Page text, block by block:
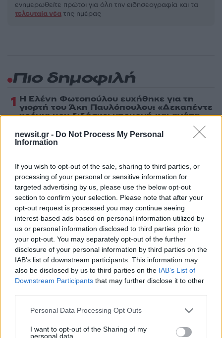
newsit.gr - Do Not Process My Personal
Information
If you wish to opt-out of the sale, sharing to third parties, or
processing of your personal or sensitive information for
targeted advertising by us, please use the below opt-out
section to confirm your selection. Please note that after your
opt-out request is processed you may continue seeing
interest-based ads based on personal information utilized by
us or personal information disclosed to third parties prior to
your opt-out. You may separately opt-out of the further
disclosure of your personal information by third parties on the
IAB’s list of downstream participants. This information may
also be disclosed by us to third parties on the IAB’s List of
Downstream Participants that may further disclose it to other
Please note that this website/app uses one or more Google
not limited to your visit or usage behaviour. You may click to
Personal Data Processing Opt Outs
I want to opt-out of the Sharing of my
personal data.
ενημερωθείτε πρώτοι για όλη την ειδησεογραφία και τα
τελευταία νέα της ημέρας
Πιο δημοφιλή
1 Η Ελένη Φωτοπούλου ευχήθηκε για τη
γιορτή του Άκη Παυλόπουλου: «Δεκαπέντε
χρόνια μου διδάσκει υπομονή και αγάπη»
2Αριστοτέλης Δαμίγος: Στο Αποτεφρωτήριο
Ριτσώνας το «ύστατο χαίρε» στον Έλληνα
3«Αφιέρωσε τη ζωή της στο να βοηθά
ανθρώπους που είχαν ανάγκη» - Η πρώτη
δήλωση της οικογένειας της 38χρονης
Λίζα που βρέθηκε νεκρή στην Κυψέλη
4Η Αγγελική Ηλιάδη περιγράφει το θαύμα
που έζησε και πώς είδε τον Χριστό μπροστά
της: «Ήταν ό,τι πιο όμορφο έχω δει στη ζωή
μου»
5Ο Γιάννης Φακίνος αποκάλυψε πώς έγινε
viral το τραγούδι του «Λογαριασμός» που
ερμηνεύει η Κατερίνα Λιόλιου
Πιο σχολιασμένα
Έφυγαν οι συνεργάτες, μένει η Μαρία